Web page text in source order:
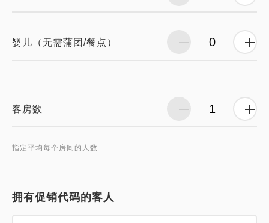
婴儿（无需蒲团/餐点）
客房数
指定平均每个房间的人数
拥有促销代码的客人